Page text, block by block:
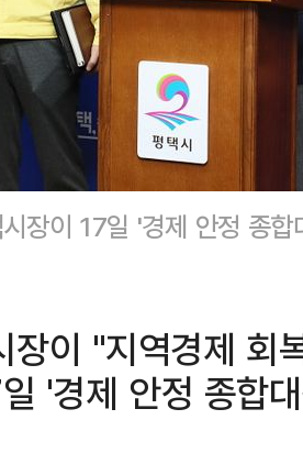
장이 17일 '경제 안정 종
장이 "지역경제 회
'경제 안정 종합